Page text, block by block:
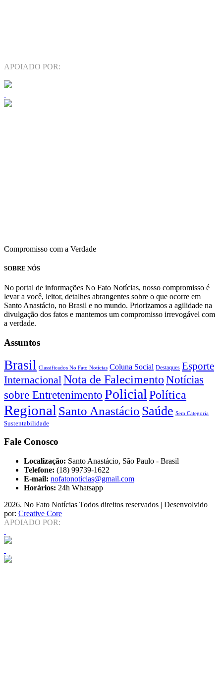
APOIADO POR:
Compromisso com a Verdade
SOBRE NÓS
No portal de informações No Fato Notícias, nosso compromisso é
levar a você, leitor, detalhes abrangentes sobre o que ocorre em
Santo Anastácio, no Brasil e no mundo. Priorizamos a agilidade na
divulgação dos fatos e mantemos um compromisso irrevogável com
a verdade.
Assuntos
Brasil Classificados No Fato Notícias Coluna Social Destaques Esporte
Internacional Nota de FalecimentoNotícias
sobre EntretenimentoPolicial Política
Regional Santo Anastácio Saúde Sem Categoria
Sustentabilidade
Fale Conosco
Localização: Santo Anastácio, São Paulo - Brasil
Telefone: (18) 99739-1622
E-mail: nofatonoticias@gmail.com
Horários: 24h Whatsapp
2026. No Fato Notícias Todos direitos reservados | Desenvolvido
por: Creative Core
APOIADO POR: